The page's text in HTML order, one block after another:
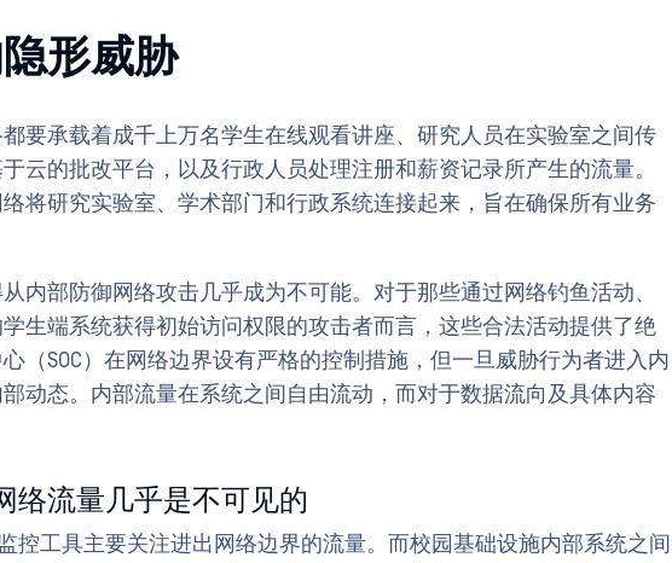
形威胁
要承载着成千上万名学生在线观看讲座、研究人员在实验室之间传
云的批改平台，以及行政人员处理注册和薪资记录所产生的流量。
将研究实验室、学术部门和行政系统连接起来，旨在确保所有业务
内部防御网络攻击几乎成为不可能。对于那些通过网络钓鱼活动、
生端系统获得初始访问权限的攻击者而言，这些合法活动提供了绝
（SOC）在网络边界设有严格的控制措施，但一旦威胁行为者进入内
动态。内部流量在系统之间自由流动，而对于数据流向及具体内容
络流量几乎是不可见的
控工具主要关注进出网络边界的流量。而校园基础设施内部系统之间